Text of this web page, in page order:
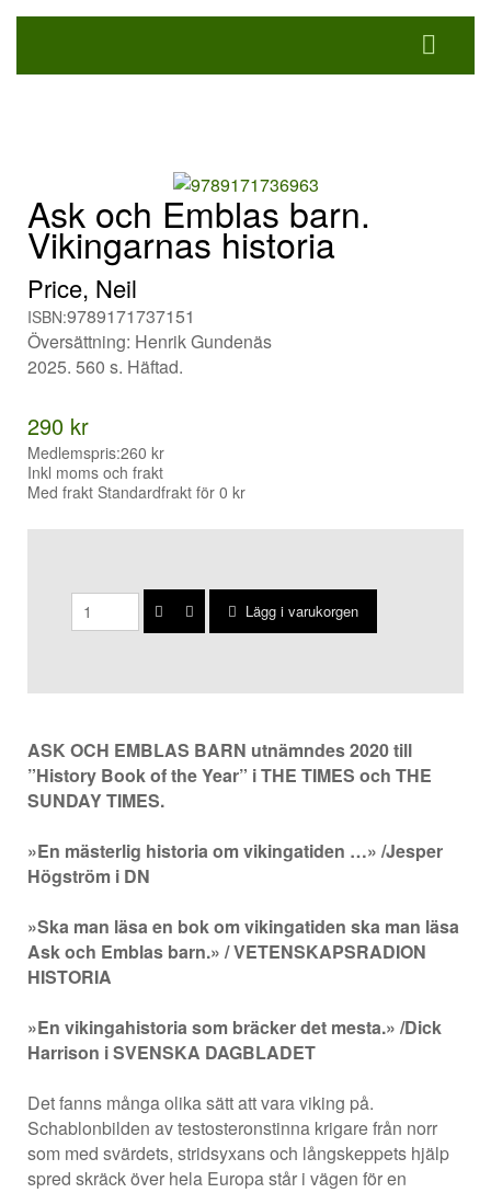
Ask och Emblas barn.
Vikingarnas historia
Price, Neil
ISBN:9789171737151
Översättning: Henrik Gundenäs
2025. 560 s. Häftad.
290 kr
Medlemspris:260 kr
Inkl moms och frakt
Med frakt Standardfrakt för 0 kr
Lägg i varukorgen
ASK OCH EMBLAS BARN utnämndes 2020 till
”History Book of the Year” i THE TIMES och THE
SUNDAY TIMES.
»En mästerlig historia om vikingatiden …» /Jesper
Högström i DN
»Ska man läsa en bok om vikingatiden ska man läsa
Ask och Emblas barn.» / VETENSKAPSRADION
HISTORIA
»En vikingahistoria som bräcker det mesta.» /Dick
Harrison i SVENSKA DAGBLADET
Det fanns många olika sätt att vara viking på.
Schablonbilden av testosteronstinna krigare från norr
som med svärdets, stridsyxans och långskeppets hjälp
spred skräck över hela Europa står i vägen för en